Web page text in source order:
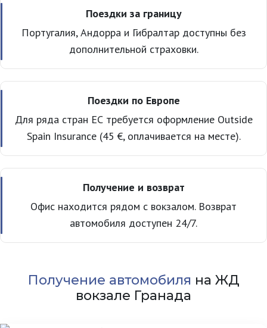
Поездки за границу
Португалия, Андорра и Гибралтар доступны без
дополнительной страховки.
Поездки по Европе
Для ряда стран ЕС требуется оформление Outside
Spain Insurance (45 €, оплачивается на месте).
Получение и возврат
Офис находится рядом с вокзалом. Возврат
автомобиля доступен 24/7.
Получение автомобиля на ЖД
вокзале Гранада